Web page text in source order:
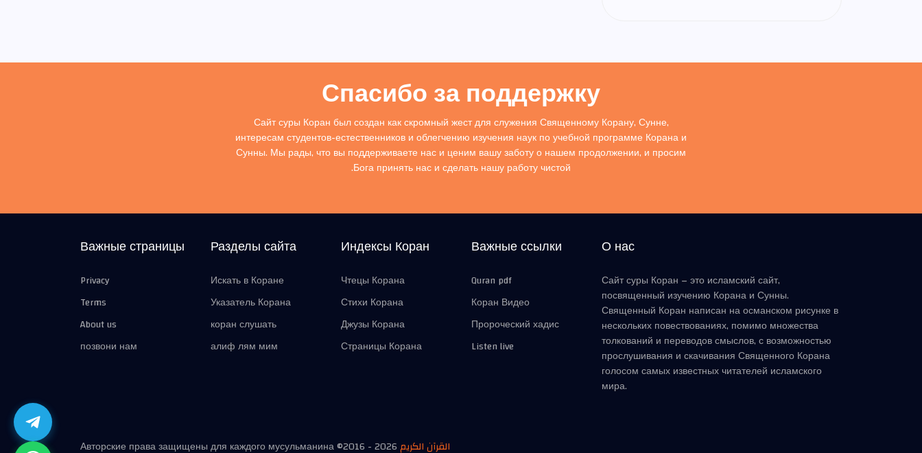
Спасибо за поддержку
Сайт суры Коран был создан как скромный жест для служения Священному Корану, Сунне,
интересам студентов-естественников и облегчению изучения наук по учебной программе Корана и
Сунны. Мы рады, что вы поддерживаете нас и ценим вашу заботу о нашем продолжении, и просим
Бога принять нас и сделать нашу работу чистой.
Важные страницы
Privacy
Terms
About us
позвони нам
Разделы сайта
Искать в Коране
Указатель Корана
коран слушать
алиф лям мим
Индексы Коран
Чтецы Корана
Стихи Корана
Джузы Корана
Страницы Корана
Важные ссылки
Quran pdf
Коран Видео
Пророческий хадис
Listen live
О нас
Сайт суры Коран – это исламский сайт,
посвященный изучению Корана и Сунны.
Священный Коран написан на османском рисунке в
нескольких повествованиях, помимо множества
толкований и переводов смыслов, с возможностью
прослушивания и скачивания Священного Корана
голосом самых известных читателей исламского
мира.
Авторские права защищены для каждого мусульманина ©2016 -2026القرآن الكريم